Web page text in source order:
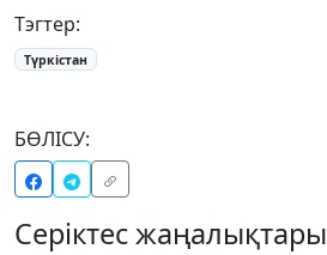
Тэгтер:
Түркістан
БӨЛІСУ:
Серіктес жаңалықтары